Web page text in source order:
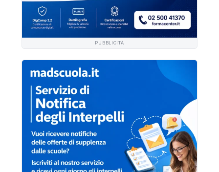
PUBBLICITÀ